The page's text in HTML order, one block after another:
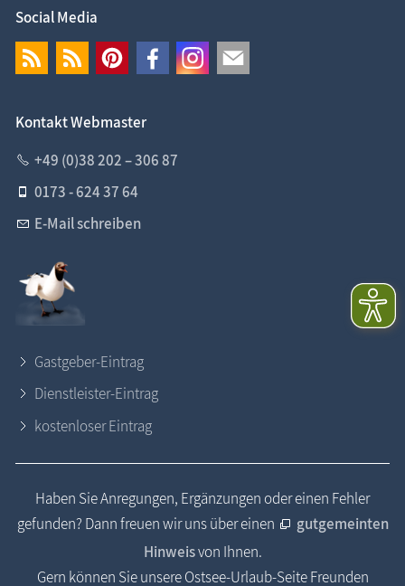
Social Media
Kontakt Webmaster
+49 (0)38 202 – 306 87
0173 - 624 37 64
E-Mail schreiben
Gastgeber-Eintrag
Dienstleister-Eintrag
kostenloser Eintrag
Haben Sie Anregungen, Ergänzungen oder einen Fehler
gefunden? Dann freuen wir uns über einen
gutgemeinten
Hinweisvon Ihnen.
Gern können Sie unsere Ostsee-Urlaub-Seite Freunden